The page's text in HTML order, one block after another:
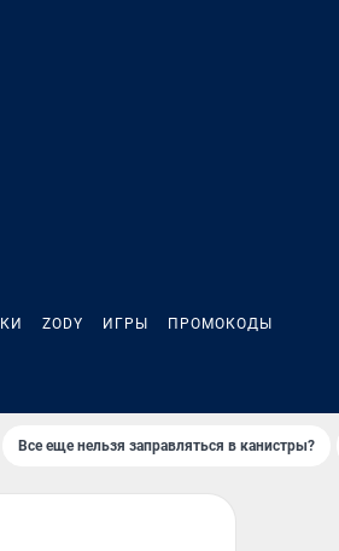
ZODY ИГРЫ ПРОМОКОДЫ
Все еще нельзя заправляться в канистры?